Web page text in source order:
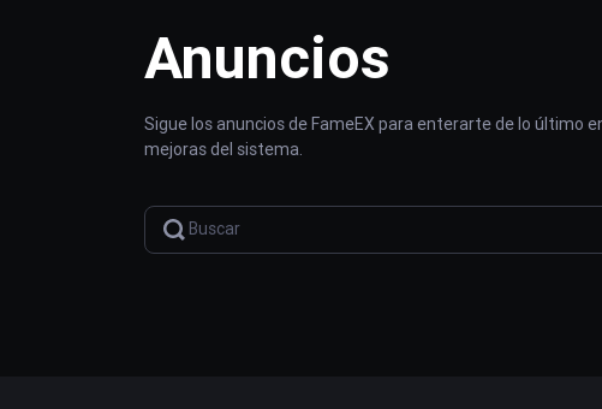
Anuncios
Sigue los anuncios de FameEX para enterarte de lo último
mejoras del sistema.